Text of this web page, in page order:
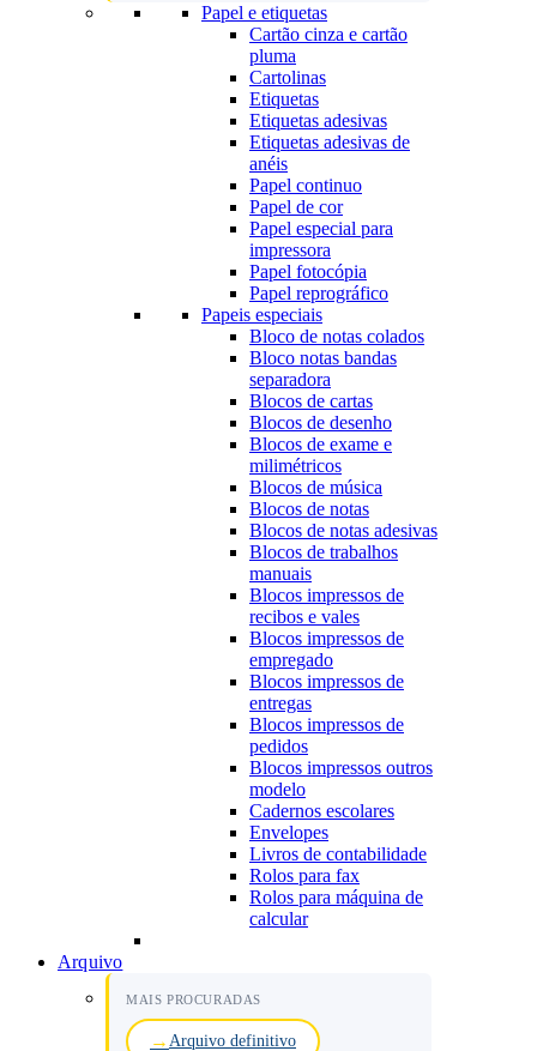
Papel e etiquetas
Cartão cinza e cartão
pluma
Cartolinas
Etiquetas
Etiquetas adesivas
Etiquetas adesivas de
anéis
Papel continuo
Papel de cor
Papel especial para
impressora
Papel fotocópia
Papel reprográfico
Papeis especiais
Bloco de notas colados
Bloco notas bandas
separadora
Blocos de cartas
Blocos de desenho
Blocos de exame e
milimétricos
Blocos de música
Blocos de notas
Blocos de notas adesivas
Blocos de trabalhos
manuais
Blocos impressos de
recibos e vales
Blocos impressos de
empregado
Blocos impressos de
entregas
Blocos impressos de
pedidos
Blocos impressos outros
modelo
Cadernos escolares
Envelopes
Livros de contabilidade
Rolos para fax
Rolos para máquina de
calcular
Arquivo
MAIS PROCURADAS
Arquivo definitivo